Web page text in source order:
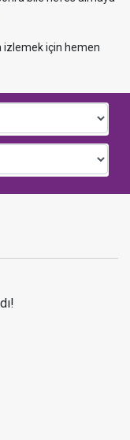
izlemek için hemen